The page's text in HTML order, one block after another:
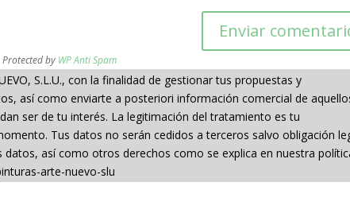
Protected by WP Anti Spam
S.L.U., con la finalidad de gestionar tus propuestas y
así como enviarte a posteriori información comercial de
ser de tu interés. La legitimación del tratamiento es tu
Tus datos no serán cedidos a terceros salvo obligación
así como otros derechos como se explica en nuestra
arte-nuevo-slu